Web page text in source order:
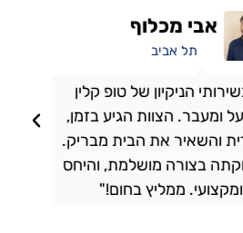
הניקיון של טופ קלין
ומעבר. הצוות הגיע בזמן,
והשאיר את הבית מבריק.
בצורה מושלמת, והיחס
ממליץ בחום!"
אבי מכלוף
תל אביב